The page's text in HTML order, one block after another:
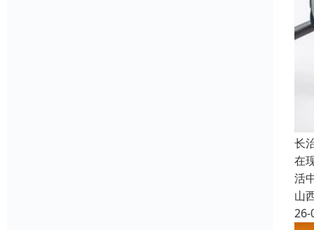
长
在
活
山
26-